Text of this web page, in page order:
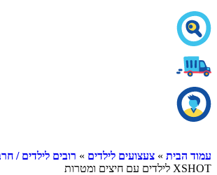
עמוד הבית » צעצועים לילדים » רובים לילדים /
XSHOT לילדים עם חיצים ומטרות